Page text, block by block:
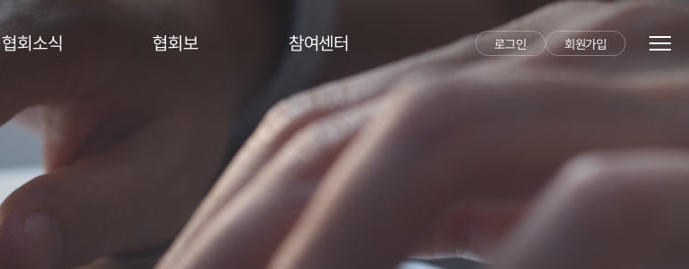
협회소식 협회보 참여센터 로그인 회원가입